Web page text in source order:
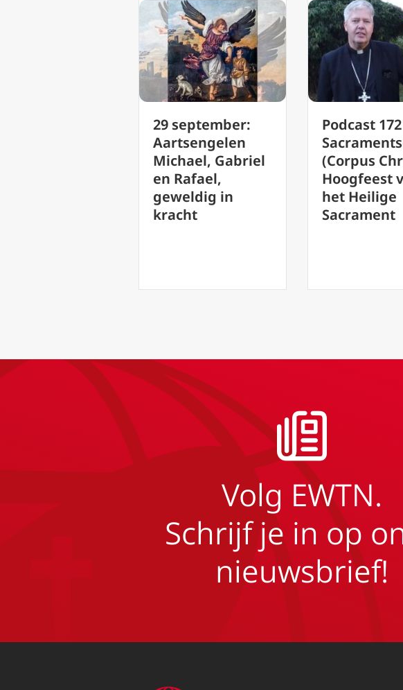
29 september:
Aartsengelen
Michael, Gabriel
Podcast 172
Sacramentsdag
(Corpus Christi)
Hoogfeest van
Volg EWTN.
Schrijf je in op
nieuwsbrief!